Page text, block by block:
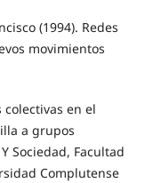
(1994). Redes
movimientos
colectivas en el
a grupos
Sociedad, Facultad
Complutense